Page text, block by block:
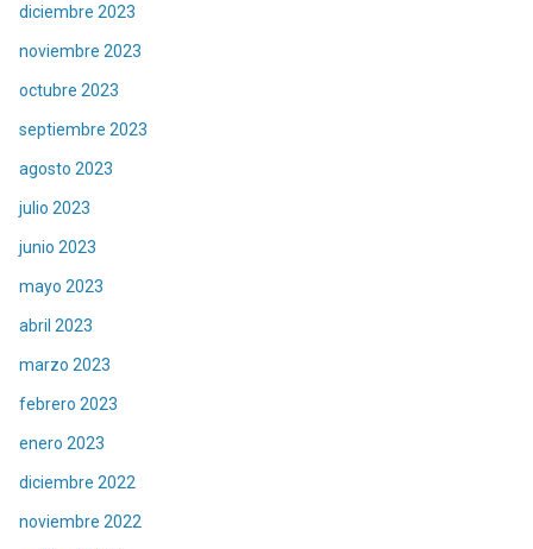
diciembre 2023
noviembre 2023
octubre 2023
septiembre 2023
agosto 2023
julio 2023
junio 2023
mayo 2023
abril 2023
marzo 2023
febrero 2023
enero 2023
diciembre 2022
noviembre 2022